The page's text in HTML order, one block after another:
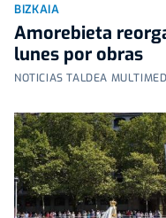
BIZKAIA
Amorebieta
lunes por obras
NOTICIAS TALDEA